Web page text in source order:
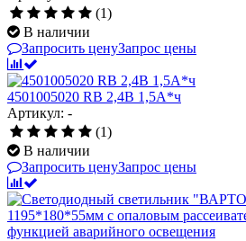
(1)
В наличии
Запросить ценуЗапрос цены
4501005020 RB 2,4В 1,5А*ч
Артикул: -
(1)
В наличии
Запросить ценуЗапрос цены